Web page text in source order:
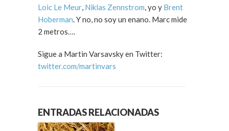
Loic Le Meur, Niklas Zennstrom, yo y Brent
Hoberman. Y no, no soy un enano. Marc mide
2 metros….
Sigue a Martin Varsavsky en Twitter:
twitter.com/martinvars
ENTRADAS RELACIONADAS